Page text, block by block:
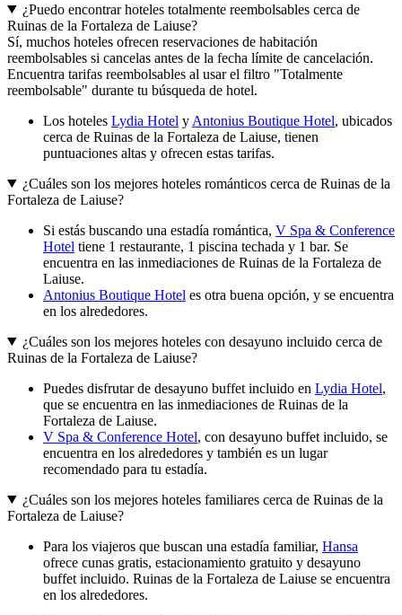
¿Puedo encontrar hoteles totalmente reembolsables cerca de
Ruinas de la Fortaleza de Laiuse?
Sí, muchos hoteles ofrecen reservaciones de habitación
reembolsables si cancelas antes de la fecha límite de cancelación.
Encuentra tarifas reembolsables al usar el filtro "Totalmente
reembolsable" durante tu búsqueda de hotel.
Los hoteles Lydia Hotel y Antonius Boutique Hotel, ubicados
cerca de Ruinas de la Fortaleza de Laiuse, tienen
puntuaciones altas y ofrecen estas tarifas.
¿Cuáles son los mejores hoteles románticos cerca de Ruinas de la
Fortaleza de Laiuse?
Si estás buscando una estadía romántica, V Spa & Conference
Hotel tiene 1 restaurante, 1 piscina techada y 1 bar. Se
encuentra en las inmediaciones de Ruinas de la Fortaleza de
Laiuse.
Antonius Boutique Hotel es otra buena opción, y se encuentra
en los alrededores.
¿Cuáles son los mejores hoteles con desayuno incluido cerca de
Ruinas de la Fortaleza de Laiuse?
Puedes disfrutar de desayuno buffet incluido en Lydia Hotel,
que se encuentra en las inmediaciones de Ruinas de la
Fortaleza de Laiuse.
V Spa & Conference Hotel, con desayuno buffet incluido, se
encuentra en los alrededores y también es un lugar
recomendado para tu estadía.
¿Cuáles son los mejores hoteles familiares cerca de Ruinas de la
Fortaleza de Laiuse?
Para los viajeros que buscan una estadía familiar, Hansa
ofrece cunas gratis, estacionamiento gratuito y desayuno
buffet incluido. Ruinas de la Fortaleza de Laiuse se encuentra
en los alrededores.